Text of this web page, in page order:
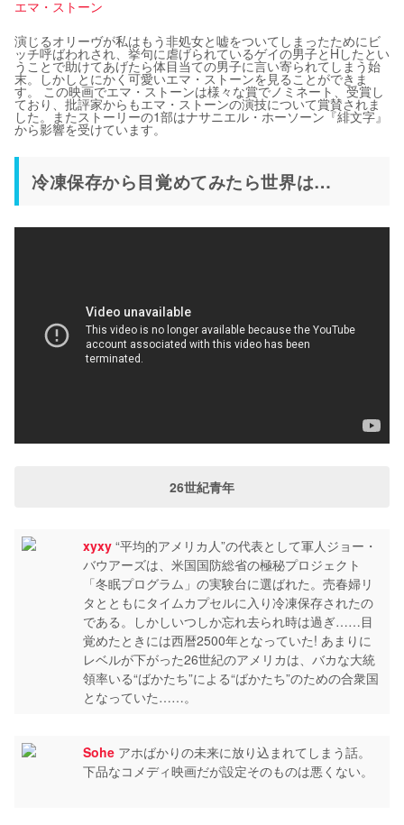
エマ・ストーン
演じるオリーヴが私はもう非処女と嘘をついてしまったためにビ
ッチ呼ばわれされ、挙句に虐げられているゲイの男子とHしたとい
うことで助けてあげたら体目当ての男子に言い寄られてしまう始
末。しかしとにかく可愛いエマ・ストーンを見ることができま
す。 この映画でエマ・ストーンは様々な賞でノミネート、受賞し
ており、批評家からもエマ・ストーンの演技について賞賛されま
した。またストーリーの1部はナサニエル・ホーソーン『緋文字』
から影響を受けています。
冷凍保存から目覚めてみたら世界は…
26世紀青年
xyxy “平均的アメリカ人”の代表として軍人ジョー・
バウアーズは、米国国防総省の極秘プロジェクト
「冬眠プログラム」の実験台に選ばれた。売春婦リ
タとともにタイムカプセルに入り冷凍保存されたの
である。しかしいつしか忘れ去られ時は過ぎ……目
覚めたときには西暦2500年となっていた! あまりに
レベルが下がった26世紀のアメリカは、バカな大統
領率いる“ばかたち”による“ばかたち”のための合衆国
となっていた……。
Sohe アホばかりの未来に放り込まれてしまう話。
下品なコメディ映画だが設定そのものは悪くない。